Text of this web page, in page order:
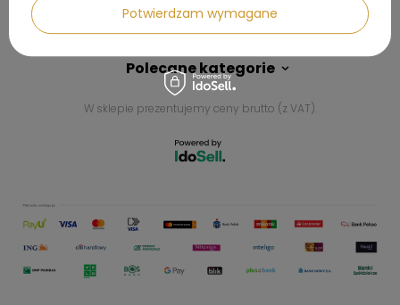
Regulaminy
Polecane kategorie
W sklepie prezentujemy ceny brutto (z VAT).
Potwierdzam wymagane